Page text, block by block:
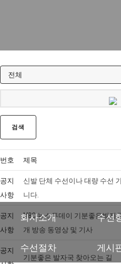
회사소개 수선
수선절차 게시
에이메이크 기분좋
검색
번호 제목
공지
사항
신발 단체 수선이나 대량 수선
니다.
공지
사항
MBC 뉴스투데이 기분좋은발자
개 방송 동영상 및 기사
공지
기분좋은 발자국 찾아오는 길